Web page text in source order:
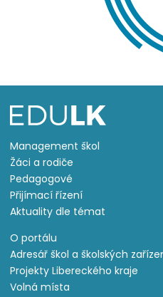
Management škol
Žáci a rodiče
Pedagogové
Přijímací řízení
Aktuality dle témat
O portálu
Adresář škol a školských
Projekty Libereckého kraje
Volná místa